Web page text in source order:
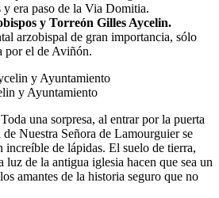
y era paso de la Via Domitia.
y Torreón Gilles Aycelin.
arzobispal de gran importancia, sólo
por el de Aviñón.
y Ayuntamiento
Toda una sorpresa, al entrar por la puerta
Nuestra Señora de Lamourguier se
increíble de lápidas. El suelo de tierra,
luz de la antigua iglesia hacen que sea un
amantes de la historia seguro que no